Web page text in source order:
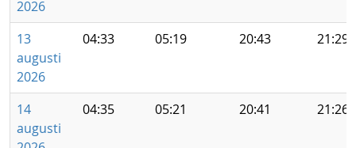
2026
13
augusti
2026
04:33 05:19 20:43 21:29
14
augusti
04:35 05:21 20:41 21:26